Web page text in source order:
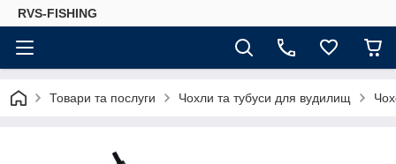
RVS-FISHING
Товари та послуги Чохли та тубуси для вудилищ